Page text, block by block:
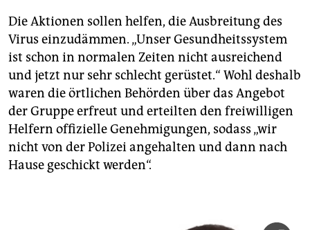
Die Aktionen sollen helfen, die Ausbreitung des
Virus einzudämmen. „Unser Gesundheitssystem
ist schon in normalen Zeiten nicht ausreichend
und jetzt nur sehr schlecht gerüstet.“ Wohl deshalb
waren die örtlichen Behörden über das Angebot
der Gruppe erfreut und erteilten den freiwilligen
Helfern offizielle Genehmigungen, sodass „wir
nicht von der Polizei angehalten und dann nach
Hause geschickt werden“.